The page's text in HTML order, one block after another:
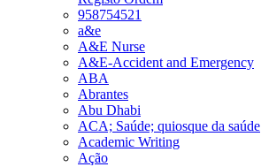
958754521
a&e
A&E Nurse
A&E-Accident and Emergency
ABA
Abrantes
Abu Dhabi
ACA; Saúde; quiosque da saúde
Academic Writing
Ação